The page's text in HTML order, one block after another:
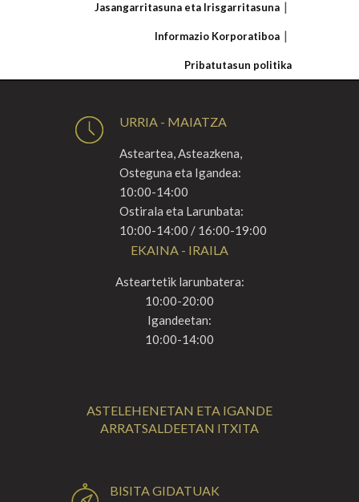
Jasangarritasuna eta Irisgarritasuna
Informazio Korporatiboa
Pribatutasun politika
URRIA - MAIATZA
Asteartea, Asteazkena,
Osteguna eta Igandea:
10:00-14:00
Ostirala eta Larunbata:
10:00-14:00 / 16:00-19:00
EKAINA - IRAILA
Asteartetik larunbatera:
10:00-20:00
Igandeetan:
10:00-14:00
ASTELEHENETAN ETA IGANDE
ARRATSALDEETAN ITXITA
BISITA GIDATUAK